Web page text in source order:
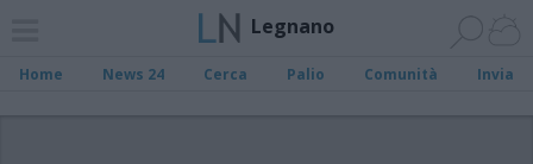
Legnano
Home News 24 Cerca Palio Comunità Invia